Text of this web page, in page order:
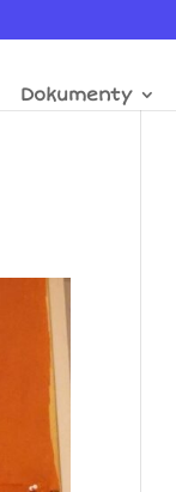
Dokumenty